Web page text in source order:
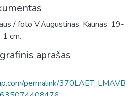
/ foto V.Augustinas, Kaunas, 19-
cm.
aprašas
permalink/370LABT_LMAVB